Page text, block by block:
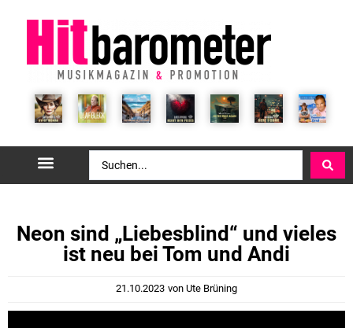
Neon sind „Liebesblind“ und vieles
ist neu bei Tom und Andi
21.10.2023 von Ute Brüning